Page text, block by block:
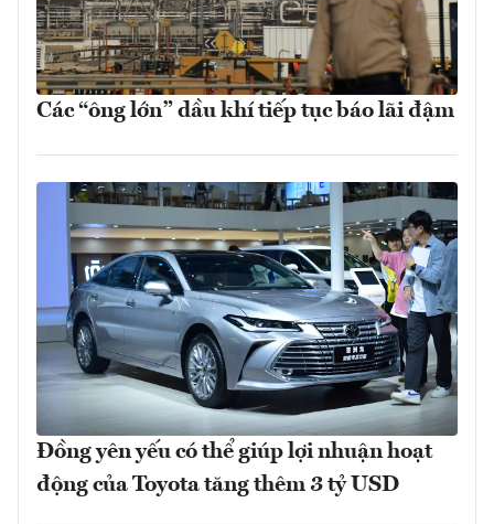
Các “ông lớn” dầu khí tiếp tục báo lãi đậm
Đồng yên yếu có thể giúp lợi nhuận hoạt
động của Toyota tăng thêm 3 tỷ USD